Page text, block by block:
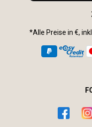
*Alle Preise in €,